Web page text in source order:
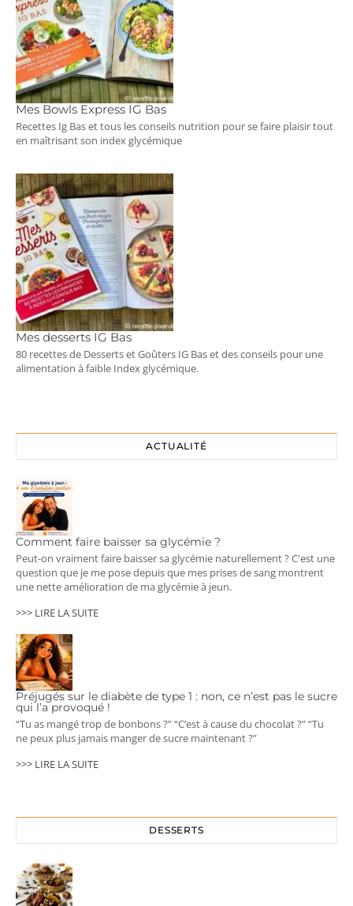
Mes Bowls Express IG Bas
Recettes Ig Bas et tous les conseils nutrition pour se faire plaisir tout
en maîtrisant son index glycémique
Mes desserts IG Bas
80 recettes de Desserts et Goûters IG Bas et des conseils pour une
alimentation à faible Index glycémique.
ACTUALITÉ
Comment faire baisser sa glycémie ?
Peut-on vraiment faire baisser sa glycémie naturellement ? C'est une
question que je me pose depuis que mes prises de sang montrent
une nette amélioration de ma glycémie à jeun.
>>> LIRE LA SUITE
Préjugés sur le diabète de type 1 : non, ce n’est pas le sucre
qui l’a provoqué !
“Tu as mangé trop de bonbons ?” “C’est à cause du chocolat ?” “Tu
ne peux plus jamais manger de sucre maintenant ?”
>>> LIRE LA SUITE
DESSERTS